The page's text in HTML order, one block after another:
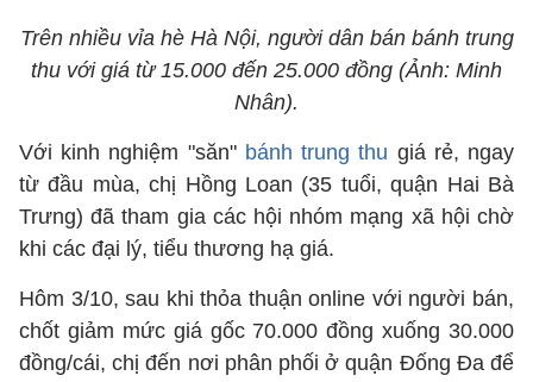
Trên nhiều vỉa hè Hà Nội, người dân bán bánh trung
thu với giá từ 15.000 đến 25.000 đồng (Ảnh: Minh
Nhân).
Với kinh nghiệm "săn"bánh trung thu giá rẻ, ngay
từ đầu mùa, chị Hồng Loan (35 tuổi, quận Hai Bà
Trưng) đã tham gia các hội nhóm mạng xã hội chờ
khi các đại lý, tiểu thương hạ giá.
Hôm 3/10, sau khi thỏa thuận online với người bán,
chốt giảm mức giá gốc 70.000 đồng xuống 30.000
đồng/cái, chị đến nơi phân phối ở quận Đống Đa để